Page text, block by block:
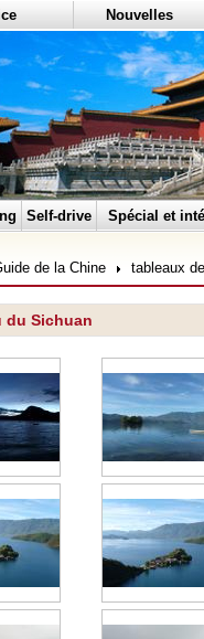
Nouvelles
Self-drive Spécial et
de la Chine tableaux
du Sichuan